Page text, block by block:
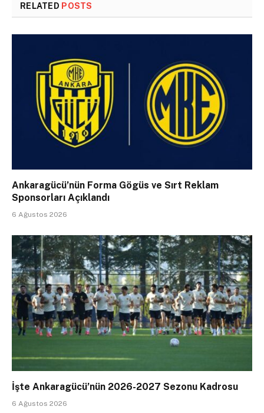
RELATED POSTS
Ankaragücü’nün Forma Gögüs ve Sırt Reklam
Sponsorları Açıklandı
6 Ağustos 2026
İşte Ankaragücü’nün 2026-2027 Sezonu Kadrosu
6 Ağustos 2026